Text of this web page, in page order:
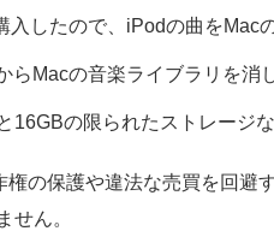
入したので、iPodの曲をMac
らMacの音楽ライブラリを消
16GBの限られたストレージ
権の保護や違法な売買を回避
せん。